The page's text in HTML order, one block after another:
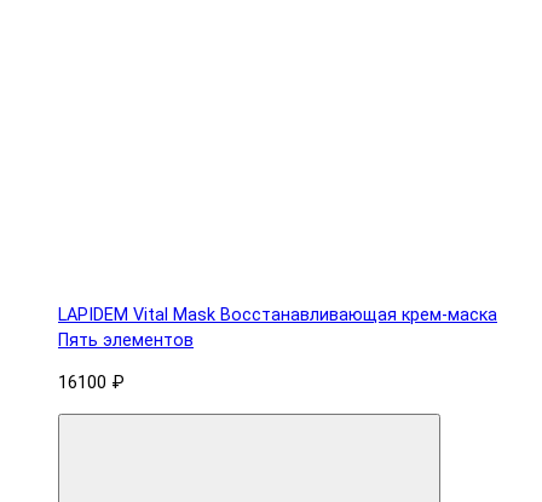
LAPIDEM Vital Mask Восстанавливающая крем-маска
Пять элементов
16100 ₽